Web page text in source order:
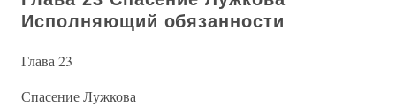
Исполняющий обязанности
Глава 23
Спасение Лужкова